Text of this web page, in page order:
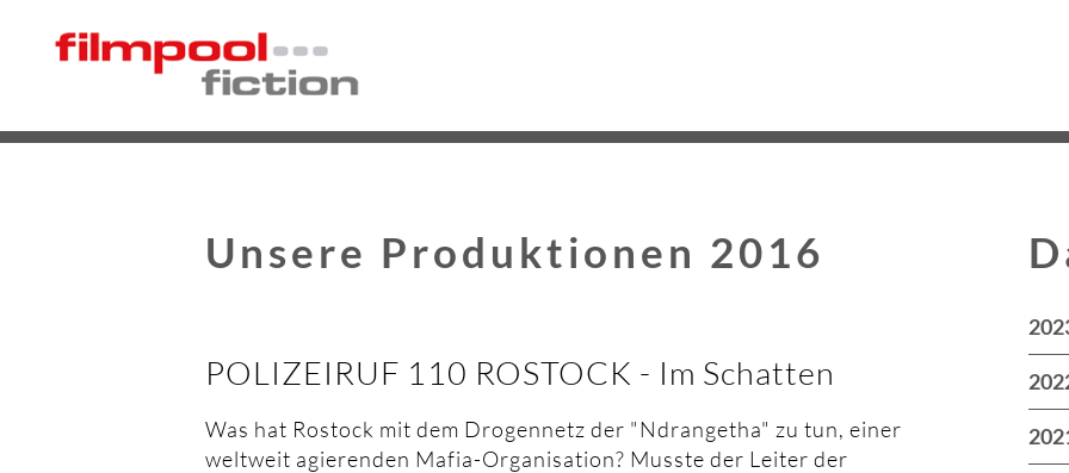
Unsere Produktionen 2016
POLIZEIRUF 110 ROSTOCK - Im Schatten
Was hat Rostock mit dem Drogennetz der "Ndrangetha" zu tun, einer
weltweit agierenden Mafia-Organisation? Musste der Leiter der